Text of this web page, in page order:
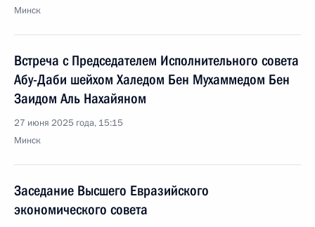
Минск
Встреча с Председателем Исполнительного совета
Абу-Даби шейхом Халедом Бен Мухаммедом Бен
Заидом Аль Нахайяном
27 июня 2025 года, 15:15
Минск
Заседание Высшего Евразийского
экономического совета